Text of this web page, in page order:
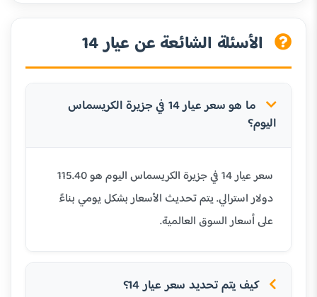
الأسئلة الشائعة عن عيار 14
ما هو سعر عيار 14 في جزيرة الكريسماس
اليوم؟
سعر عيار 14 في جزيرة الكريسماس اليوم هو 115.40
دولار استرالي. يتم تحديث الأسعار بشكل يومي بناءً
على أسعار السوق العالمية.
كيف يتم تحديد سعر عيار 14؟